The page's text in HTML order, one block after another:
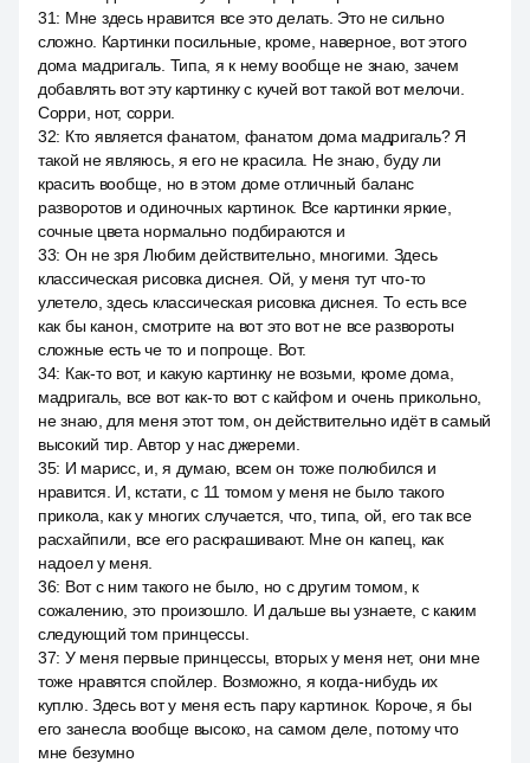
31: Мне здесь нравится все это делать. Это не сильно
сложно. Картинки посильные, кроме, наверное, вот этого
дома мадригаль. Типа, я к нему вообще не знаю, зачем
добавлять вот эту картинку с кучей вот такой вот мелочи.
Сорри, нот, сорри.
32: Кто является фанатом, фанатом дома мадригаль? Я
такой не являюсь, я его не красила. Не знаю, буду ли
красить вообще, но в этом доме отличный баланс
разворотов и одиночных картинок. Все картинки яркие,
сочные цвета нормально подбираются и
33: Он не зря Любим действительно, многими. Здесь
классическая рисовка диснея. Ой, у меня тут что-то
улетело, здесь классическая рисовка диснея. То есть все
как бы канон, смотрите на вот это вот не все развороты
сложные есть че то и попроще. Вот.
34: Как-то вот, и какую картинку не возьми, кроме дома,
мадригаль, все вот как-то вот с кайфом и очень прикольно,
не знаю, для меня этот том, он действительно идёт в самый
высокий тир. Автор у нас джереми.
35: И марисс, и, я думаю, всем он тоже полюбился и
нравится. И, кстати, с 11 томом у меня не было такого
прикола, как у многих случается, что, типа, ой, его так все
расхайпили, все его раскрашивают. Мне он капец, как
надоел у меня.
36: Вот с ним такого не было, но с другим томом, к
сожалению, это произошло. И дальше вы узнаете, с каким
следующий том принцессы.
37: У меня первые принцессы, вторых у меня нет, они мне
тоже нравятся спойлер. Возможно, я когда-нибудь их
куплю. Здесь вот у меня есть пару картинок. Короче, я бы
его занесла вообще высоко, на самом деле, потому что
мне безумно